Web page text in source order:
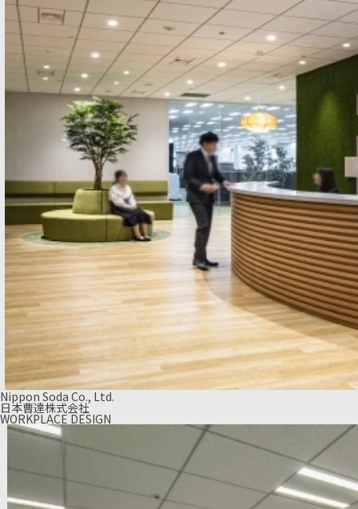
Nippon Soda Co., Ltd.
日本曹達株式会社
WORKPLACE DESIGN